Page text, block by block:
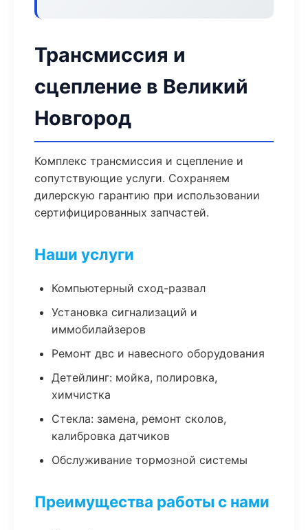
Трансмиссия и
сцепление в Великий
Новгород
Комплекс трансмиссия и сцепление и
сопутствующие услуги. Сохраняем
дилерскую гарантию при использовании
сертифицированных запчастей.
Наши услуги
Компьютерный сход-развал
Установка сигнализаций и
иммобилайзеров
Ремонт двс и навесного оборудования
Детейлинг: мойка, полировка,
химчистка
Стекла: замена, ремонт сколов,
калибровка датчиков
Обслуживание тормозной системы
Преимущества работы с нами